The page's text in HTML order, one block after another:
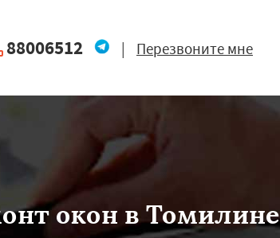
88006512 | Перезвоните мне
окон в Томилине